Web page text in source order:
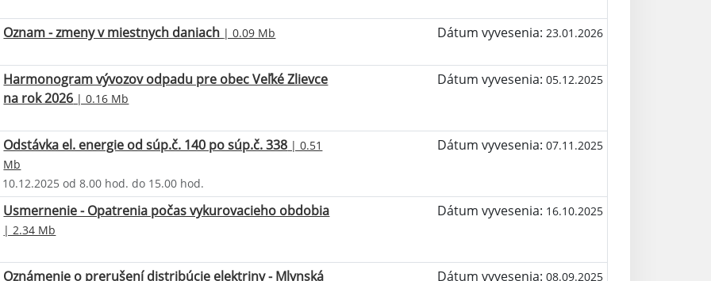
Oznam - zmeny v miestnych daniach | 0.09 Mb Dátum vyvesenia: 23.01.2026
Harmonogram vývozov odpadu pre obec Veľké Zlievce
na rok 2026 | 0.16 Mb
Dátum vyvesenia: 05.12.2025
Odstávka el. energie od súp.č. 140 po súp.č. 338 | 0.51
Mb
Dátum vyvesenia: 07.11.2025
od 8.00 hod. do 15.00 hod.
Usmernenie - Opatrenia počas vykurovacieho obdobia
| 2.34 Mb
Dátum vyvesenia: 16.10.2025
Oznámenie o prerušení distribúcie elektriny - Mlynská
Dátum vyvesenia: 08.09.2025